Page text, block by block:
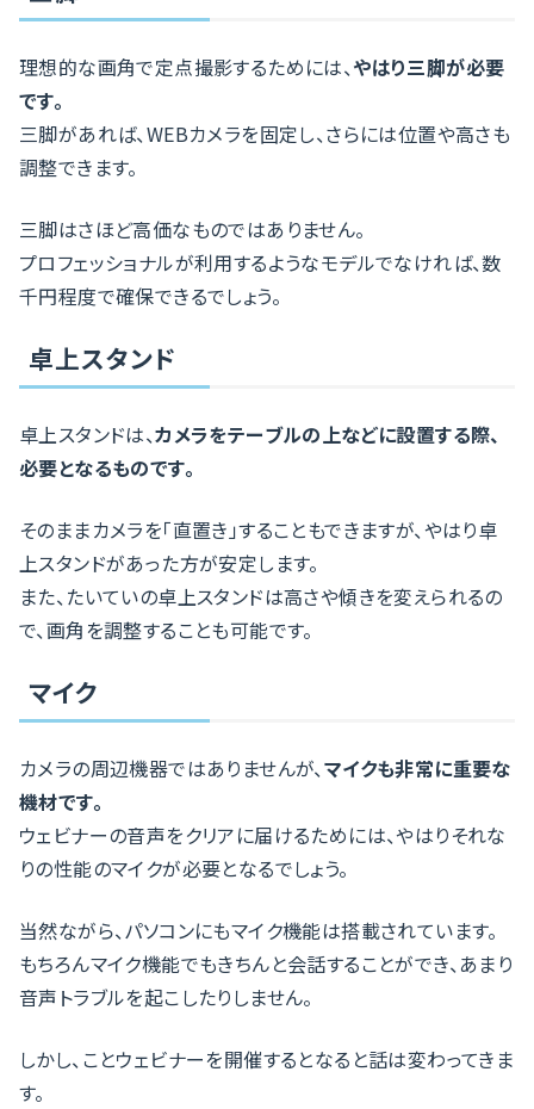
理想的な画角で定点撮影するためには、やはり三脚が必要
です。
三脚があれば、WEBカメラを固定し、さらには位置や高さも
調整できます。
三脚はさほど高価なものではありません。
プロフェッショナルが利用するようなモデルでなければ、数
千円程度で確保できるでしょう。
卓上スタンド
卓上スタンドは、カメラをテーブルの上などに設置する際、
必要となるものです。
そのままカメラを「直置き」することもできますが、やはり卓
上スタンドがあった方が安定します。
また、たいていの卓上スタンドは高さや傾きを変えられるの
で、画角を調整することも可能です。
マイク
カメラの周辺機器ではありませんが、マイクも非常に重要な
機材です。
ウェビナーの音声をクリアに届けるためには、やはりそれな
りの性能のマイクが必要となるでしょう。
当然ながら、パソコンにもマイク機能は搭載されています。
もちろんマイク機能でもきちんと会話することができ、あまり
音声トラブルを起こしたりしません。
しかし、ことウェビナーを開催するとなると話は変わってきま
す。